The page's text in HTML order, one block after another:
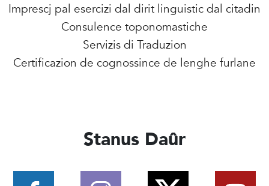
Imprescj pal esercizi dal dirit linguistic dal citadin
Consulence toponomastiche
Servizis di Traduzion
Certificazion de cognossince de lenghe furlane
Stanus Daûr